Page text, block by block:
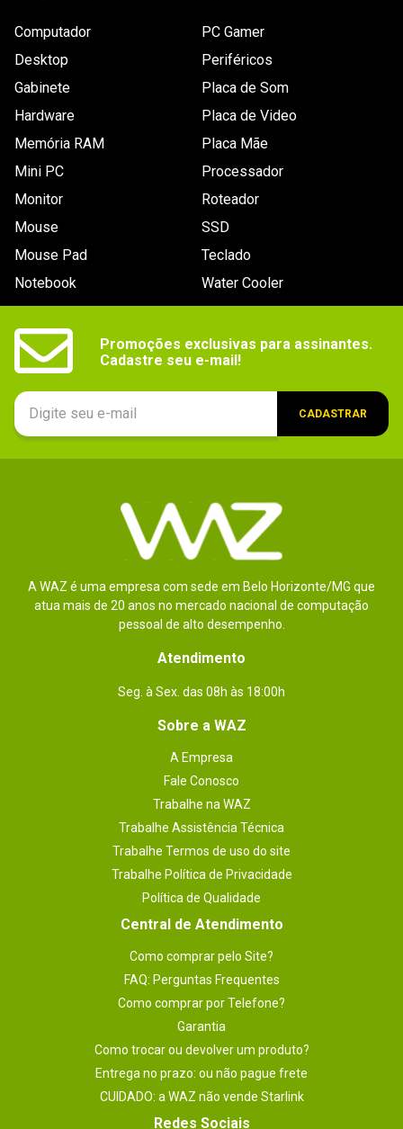
Compatível com 3D_filtro
Idade do usuário_filtro
Requisitos mínimos - Requer World of
Warcraft - The Wrath of the Lich King para
- Processador Intel®.
- 25 GB de espaço disponível no HD.
- Conexão de Internet de Banda Larga.
PC
- 1 GB de RAM.
- Drive de DVD-ROM de 4X.
- 25 GB de espaço disponível no HD.
XP 1500+.
ATI Radeon? 9500 ou superior.
Vista®/Windows® 7 (Com as
atualizações mais recentes.).
Áudio (idioma)
Inglês
observações
- Este jogo não é recomendado para
- Multiplayer Online: 2 ~ 24
Código WAZ
Peso
Não especificado
Plataforma_filtro
BLIZZARD
Legenda (idioma)
Português (Brasil)
-
Computador
Desktop
Gabinete
Hardware
Memória RAM
Mini PC
Monitor
Mouse
Mouse Pad
Notebook
PC Gamer
Periféricos
Placa de Som
Placa de Video
Placa Mãe
Processador
Roteador
SSD
Teclado
Water Cooler
Promoções exclusivas para assinantes.
Cadastre seu e-mail!
CADASTRAR
A WAZ é uma empresa com sede em Belo Horizonte/MG que
atua mais de 20 anos no mercado nacional de computação
pessoal de alto desempenho.
Atendimento
Seg. à Sex. das 08h às 18:00h
Sobre a WAZ
A Empresa
Fale Conosco
Trabalhe na WAZ
Trabalhe Assistência Técnica
Trabalhe Termos de uso do site
Trabalhe Política de Privacidade
Política de Qualidade
Central de Atendimento
Como comprar pelo Site?
FAQ: Perguntas Frequentes
Como comprar por Telefone?
Garantia
Como trocar ou devolver um produto?
Entrega no prazo: ou não pague frete
CUIDADO: a WAZ não vende Starlink
Redes Sociais